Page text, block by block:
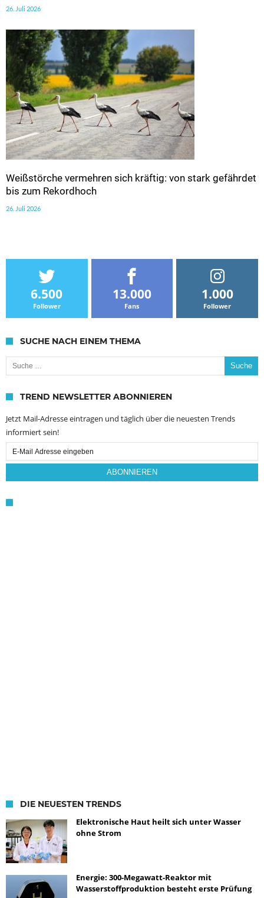
26. Juli 2026
Weißstörche vermehren sich kräftig: von stark gefährdet
bis zum Rekordhoch
26. Juli 2026
6.500
Follower
13.000
Fans
1.000
Follower
SUCHE NACH EINEM THEMA
Suche nach:
TREND NEWSLETTER ABONNIEREN
Jetzt Mail-Adresse eintragen und täglich über die neuesten Trends
informiert sein!
Email
Subscription
ABONNIEREN
DIE NEUESTEN TRENDS
Elektronische Haut heilt sich unter Wasser
ohne Strom
Energie: 300-Megawatt-Reaktor mit
Wasserstoffproduktion besteht erste Prüfung